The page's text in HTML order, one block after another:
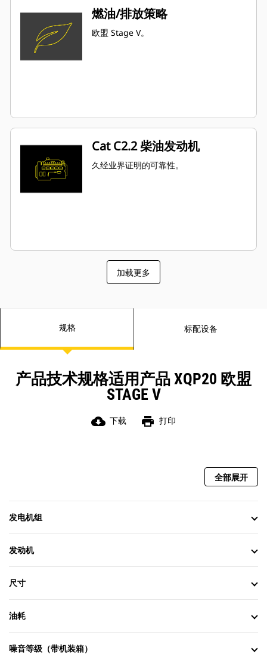
燃油/排放策略
欧盟 Stage V。
Cat C2.2 柴油发动机
久经业界证明的可靠性。
加载更多
规格 标配设备
产品技术规格适用产品 XQP20 欧盟
STAGE V
cloud_download 下载 print 打印
全部展开
发电机组
发动机
尺寸
油耗
噪音等级（带机装箱）